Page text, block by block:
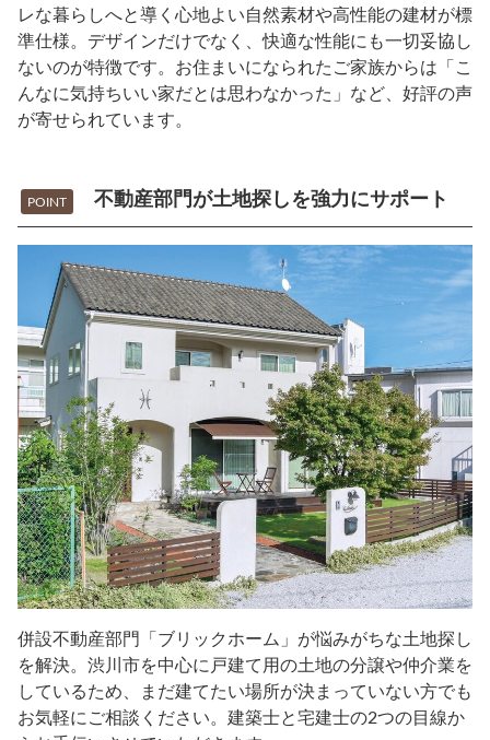
レな暮らしへと導く心地よい自然素材や高性能の建材が標
準仕様。デザインだけでなく、快適な性能にも一切妥協し
ないのが特徴です。お住まいになられたご家族からは「こ
んなに気持ちいい家だとは思わなかった」など、好評の声
が寄せられています。
POINT 不動産部門が土地探しを強力にサポート
併設不動産部門「ブリックホーム」が悩みがちな土地探し
を解決。渋川市を中心に戸建て用の土地の分譲や仲介業を
しているため、まだ建てたい場所が決まっていない方でも
お気軽にご相談ください。建築士と宅建士の2つの目線か